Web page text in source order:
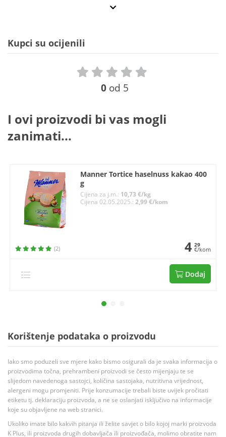
Kupci su ocijenili
0 od 5
I ovi proizvodi bi vas mogli
zanimati...
Manner Tortice haselnuss kakao 400
g
Cijena za j.m.: 10,73 €/kg
Cijena 02.05.2025.: 2,99 €/kom
(2) 4 29
€/kom
Dodaj
Korištenje podataka o proizvodu
Iako smo poduzeli sve mjere kako bismo osigurali da je svaka informacija o
proizvodima točna, prehrambeni proizvodi se često mijenjaju te se
slijedom navedenoga sastojci, količina sastojaka, nutritivna vrijednost,
alergeni mogu promjeniti. Prije konzumacije trebali biste uvijek pročitati
etiketu tj. deklaraciju proizvoda, a ne se oslanjati isključivo na informacije
koje su objavljene na web stranici.
Ukoliko imate bilo kakvih pitanja ili želite savjet o bilo kojoj marki proizvoda
K Plus, ili proizvoda drugih dobavljača ili proizvođača, molimo obratite nam